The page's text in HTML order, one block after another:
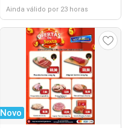
Ainda válido por 23 horas
Novo